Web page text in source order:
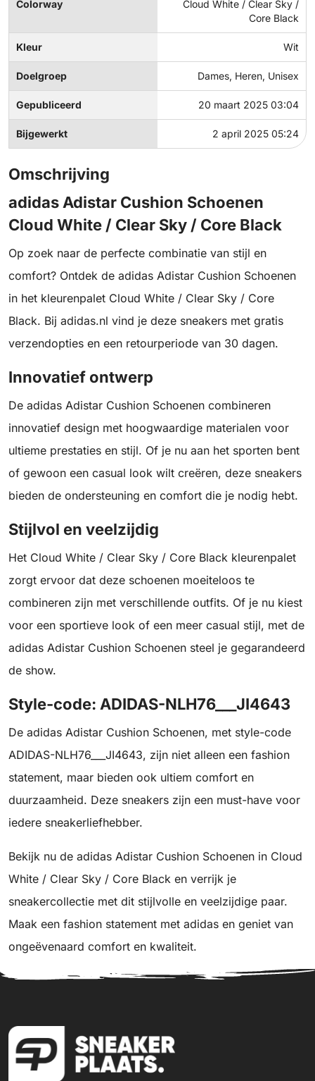
Colorway
Cloud White / Clear Sky /
Core Black
Kleur Wit
Doelgroep Dames, Heren, Unisex
Gepubliceerd 20 maart 2025 03:04
Bijgewerkt 2 april 2025 05:24
Omschrijving
adidas Adistar Cushion Schoenen
Cloud White / Clear Sky / Core Black
Op zoek naar de perfecte combinatie van stijl en
comfort? Ontdek de adidas Adistar Cushion Schoenen
in het kleurenpalet Cloud White / Clear Sky / Core
Black. Bij adidas.nl vind je deze sneakers met gratis
verzendopties en een retourperiode van 30 dagen.
Innovatief ontwerp
De adidas Adistar Cushion Schoenen combineren
innovatief design met hoogwaardige materialen voor
ultieme prestaties en stijl. Of je nu aan het sporten bent
of gewoon een casual look wilt creëren, deze sneakers
bieden de ondersteuning en comfort die je nodig hebt.
Stijlvol en veelzijdig
Het Cloud White / Clear Sky / Core Black kleurenpalet
zorgt ervoor dat deze schoenen moeiteloos te
combineren zijn met verschillende outfits. Of je nu kiest
voor een sportieve look of een meer casual stijl, met de
adidas Adistar Cushion Schoenen steel je gegarandeerd
de show.
Style-code: ADIDAS-NLH76___JI4643
De adidas Adistar Cushion Schoenen, met style-code
ADIDAS-NLH76___JI4643, zijn niet alleen een fashion
statement, maar bieden ook ultiem comfort en
duurzaamheid. Deze sneakers zijn een must-have voor
iedere sneakerliefhebber.
Bekijk nu de adidas Adistar Cushion Schoenen in Cloud
White / Clear Sky / Core Black en verrijk je
sneakercollectie met dit stijlvolle en veelzijdige paar.
Maak een fashion statement met adidas en geniet van
ongeëvenaard comfort en kwaliteit.